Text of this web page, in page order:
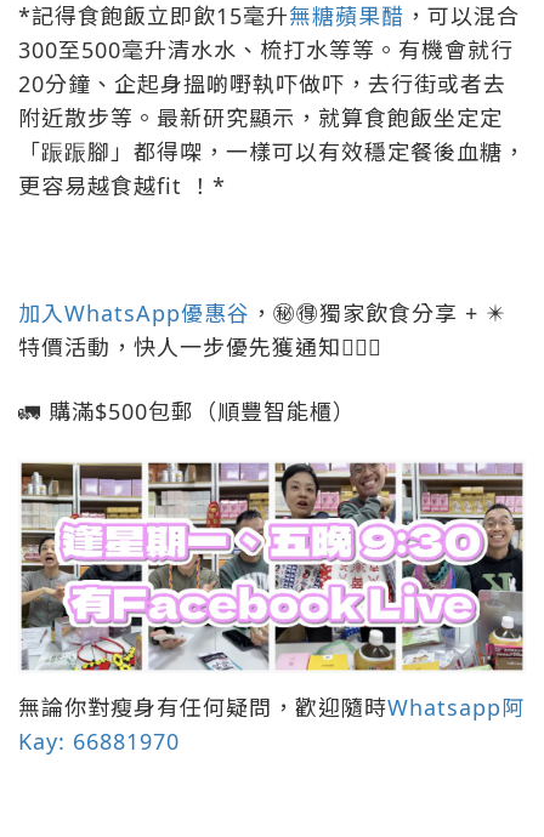
*記得食飽飯立即飲15毫升無糖蘋果醋 ，可以混合
300至500毫升清水水、梳打水等等。有機會就行
20分鐘、企起身搵啲嘢執吓做吓，去行街或者去
附近散步等。最新研究顯示，就算食飽飯坐定定
「䟴䟴腳」都得㗎，一樣可以有效穩定餐後血糖，
更容易越食越fit ！*
加入WhatsApp優惠谷 ，㊙️🉐獨家飲食分享 + ✴️
特價活動，快人一步優先獲通知🏃🏻‍♀️
🚛 購滿$500包郵（順豐智能櫃）
無論你對瘦身有任何疑問，歡迎隨時Whatsapp阿
Kay: 66881970